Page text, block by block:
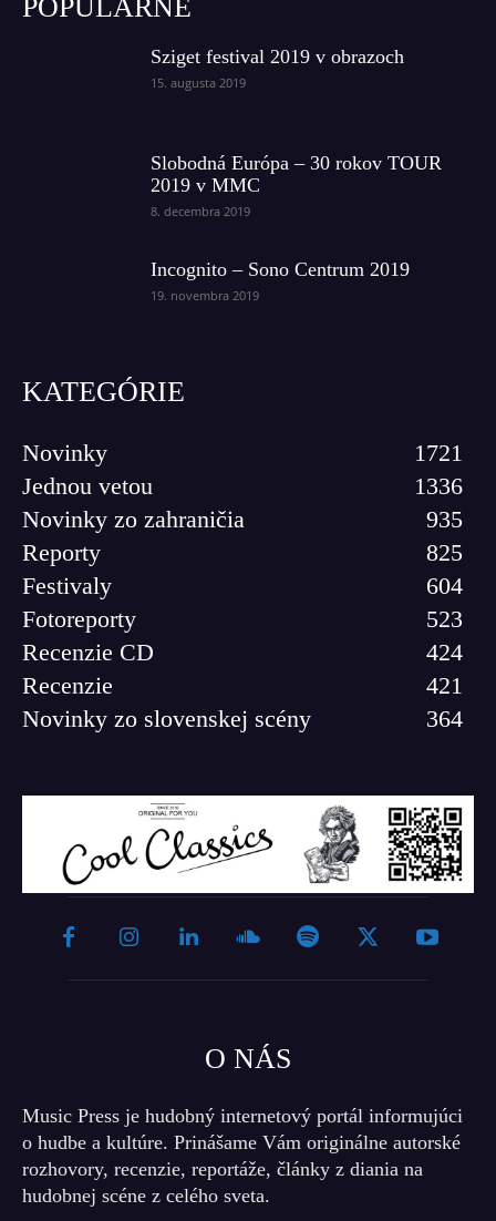
POPULÁRNE
Sziget festival 2019 v obrazoch
15. augusta 2019
Slobodná Európa – 30 rokov TOUR
2019 v MMC
8. decembra 2019
Incognito – Sono Centrum 2019
19. novembra 2019
KATEGÓRIE
Novinky
1721
Jednou vetou
1336
Novinky zo zahraničia
935
Reporty
825
Festivaly
604
Fotoreporty
523
Recenzie CD
424
Recenzie
421
Novinky zo slovenskej scény
364
O NÁS
Music Press je hudobný internetový portál informujúci
o hudbe a kultúre. Prinášame Vám originálne autorské
rozhovory, recenzie, reportáže, články z diania na
hudobnej scéne z celého sveta.